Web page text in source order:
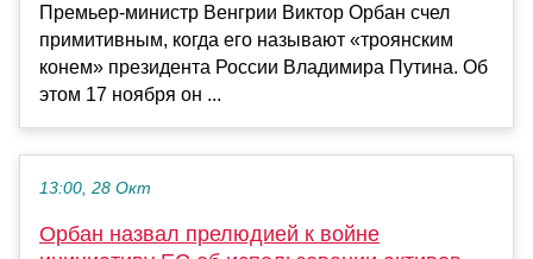
Премьер-министр Венгрии Виктор Орбан счел
примитивным, когда его называют «троянским
конем» президента России Владимира Путина. Об
этом 17 ноября он ...
13:00, 28 Окт
Орбан назвал прелюдией к войне